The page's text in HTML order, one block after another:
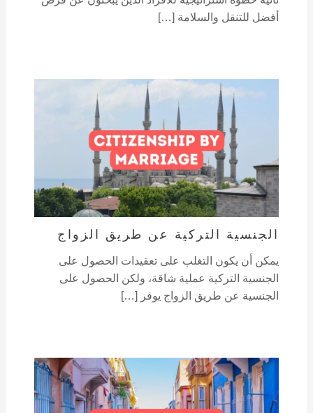
أفضل للتنقل والسلامة […]
الجنسية التركية عن طريق الزواج
يمكن أن يكون التغلب على تعقيدات الحصول على
الجنسية التركية عملية شاقة، ولكن الحصول على
الجنسية عن طريق الزواج يوفر […]